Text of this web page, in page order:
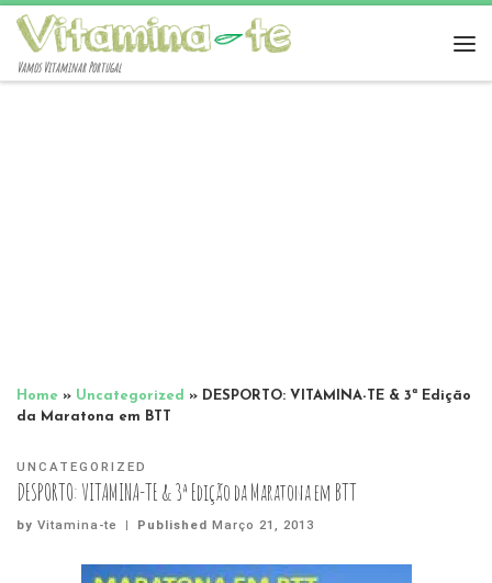
Vamos Vitaminar Portugal
Home » Uncategorized » DESPORTO: VITAMINA-TE & 3ª Edição
da Maratona em BTT
UNCATEGORIZED
DESPORTO: VITAMINA-TE & 3ª Edição da Maratona em BTT
by Vitamina-te | PublishedMarço 21, 2013